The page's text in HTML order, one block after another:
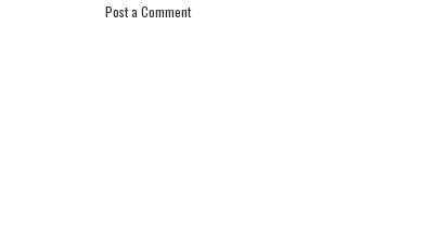
Post a Comment